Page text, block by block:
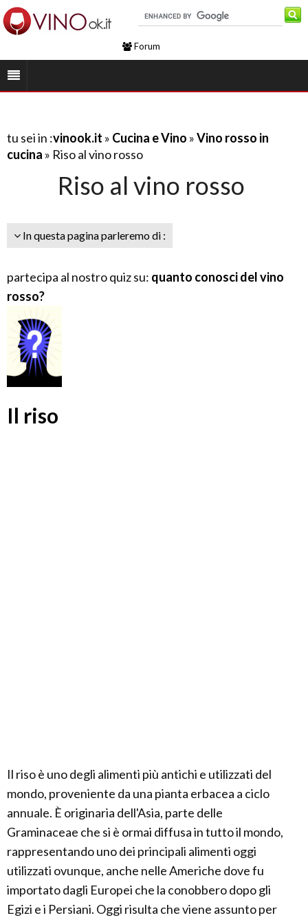
Forum
tu sei in :vinook.it » Cucina e Vino »Vino rosso in
cucina » Riso al vino rosso
Riso al vino rosso
In questa pagina parleremo di :
partecipa al nostro quiz su: quanto conosci del vino
rosso?
Il riso
Il riso è uno degli alimenti più antichi e utilizzati del
mondo, proveniente da una pianta erbacea a ciclo
annuale. È originaria dell'Asia, parte delle
Graminaceae che si è ormai diffusa in tutto il mondo,
rappresentando uno dei principali alimenti oggi
utilizzati ovunque, anche nelle Americhe dove fu
importato dagli Europei che la conobbero dopo gli
Egizi e i Persiani. Oggi risulta che viene assunto per